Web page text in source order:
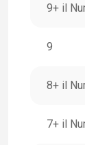
9+ il
9
8+ il
7+ il